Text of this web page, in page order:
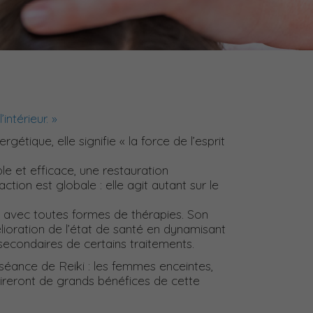
»
elle signifie « la force de l’esprit
et efficace, une restauration
est globale : elle agit autant sur le
toutes formes de thérapies. Son
de l’état de santé en dynamisant
de certains traitements.
de Reiki : les femmes enceintes,
de grands bénéfices de cette